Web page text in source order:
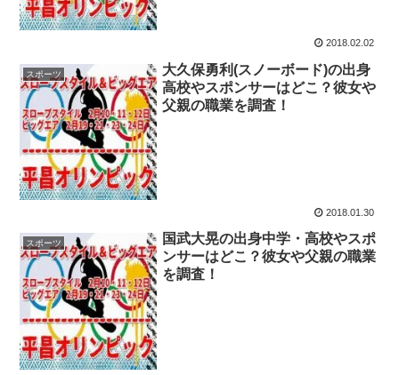
2018.02.02
スポーツ
大久保勇利(スノーボード)の出身
高校やスポンサーはどこ？彼女や
父親の職業を調査！
2018.01.30
スポーツ
国武大晃の出身中学・高校やスポ
ンサーはどこ？彼女や父親の職業
を調査！